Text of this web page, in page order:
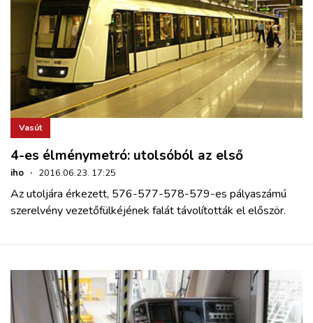
BLOG
ARCHÍVUM
WEBSHOP
BELÉPÉS
REGISZTRÁCIÓ
Vasút
4-es élménymetró: utolsóból az első
iho · 2016.06.23. 17:25
Az utoljára érkezett, 576-577-578-579-es pályaszámú
szerelvény vezetőfülkéjének falát távolították el először.